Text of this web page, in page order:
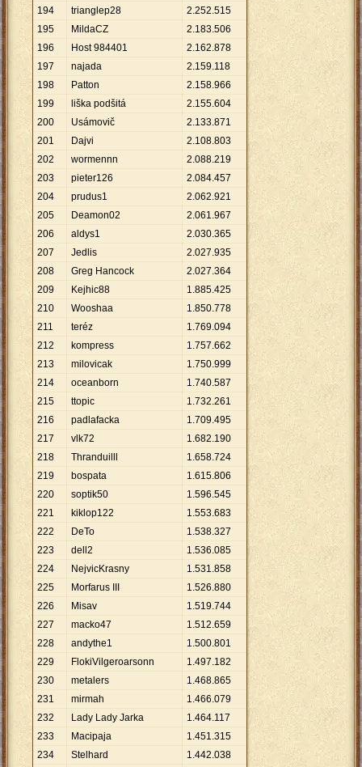
194
trianglep28 2.252.515
195
MildaCZ 2.183.506
196
Host 984401 2.162.878
197
najada 2.159.118
198
Patton 2.158.966
199
liška podšitá 2.155.604
200
Usámovič 2.133.871
201
Dajvi 2.108.803
202
wormennn 2.088.219
203
pieter126 2.084.457
204
prudus1 2.062.921
205
Deamon02 2.061.967
206
aldys1 2.030.365
207
Jedlis 2.027.935
208
Greg Hancock 2.027.364
209
Kejhic88 1.885.425
210
Wooshaa 1.850.778
211
teréz 1.769.094
212
kompress 1.757.662
213
milovicak 1.750.999
214
oceanborn 1.740.587
215
ttopic 1.732.261
216
padlafacka 1.709.495
217
vlk72 1.682.190
218
Thranduilll 1.658.724
219
bospata 1.615.806
220
soptik50 1.596.545
221
kiklop122 1.553.683
222
DeTo 1.538.327
223
dell2 1.536.085
224
NejvicKrasny 1.531.858
225
Morfarus III 1.526.880
226
Misav 1.519.744
227
macko47 1.512.659
228
andythe1 1.500.801
229
FlokiVilgeroarsonn 1.497.182
230
metalers 1.468.865
231
mirmah 1.466.079
232
Lady Lady Jarka 1.464.117
233
Macipaja 1.451.315
234
Stelhard 1.442.038